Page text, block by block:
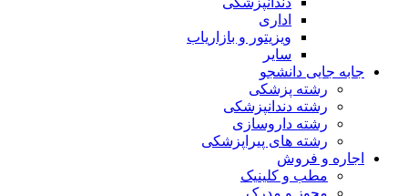
اداری
ویزیتور و بازاریاب
سایر
جابه جایی دانشجو
رشته پزشکی
رشته دندانپزشکی
رشته داروسازی
رشته های پیراپزشکی
اجاره و فروش
مطب و کلینیک